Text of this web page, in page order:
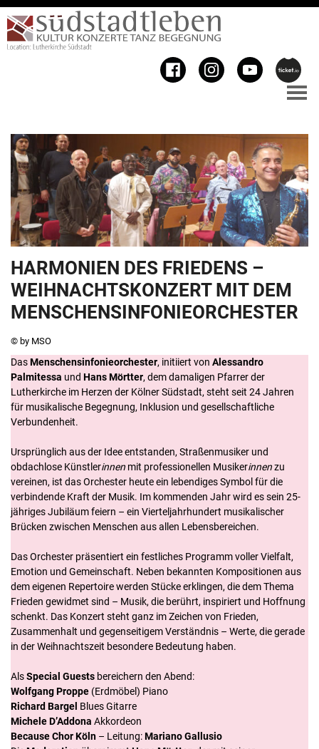
HARMONIEN DES FRIEDENS –
WEIHNACHTSKONZERT MIT DEM
MENSCHENSINFONIEORCHESTER
© by MSO
DasMenschensinfonieorchester, initiiert von Alessandro
Palmitessa und Hans Mörtter, dem damaligen Pfarrer der
Lutherkirche im Herzen der Kölner Südstadt, steht seit 24 Jahren
für musikalische Begegnung, Inklusion und gesellschaftliche
Verbundenheit.
Ursprünglich aus der Idee entstanden, Straßenmusiker und
obdachlose Künstlerinnen mit professionellen Musikerinnenzu
vereinen, ist das Orchester heute ein lebendiges Symbol für die
verbindende Kraft der Musik. Im kommenden Jahr wird es sein 25-
jährigesJubiläum feiern – ein Vierteljahrhundert musikalischer
Brücken zwischen Menschen aus allen Lebensbereichen.
Das Orchester präsentiert ein festliches Programm voller Vielfalt,
Emotion und Gemeinschaft. Neben bekannten Kompositionen aus
dem eigenen Repertoire werden Stücke erklingen, die dem Thema
Frieden gewidmet sind – Musik, die berührt, inspiriert und Hoffnung
schenkt. Das Konzert steht ganz im Zeichen von Frieden,
Zusammenhalt und gegenseitigem Verständnis – Werte, die gerade
in der Weihnachtszeit besondere Bedeutung haben.
AlsSpecial Guests bereichern den Abend:
Wolfgang Proppe (Erdmöbel) Piano
Richard Bargel Blues Gitarre
Michele D’Addona Akkordeon
Because Chor Köln – Leitung:Mariano Gallusio